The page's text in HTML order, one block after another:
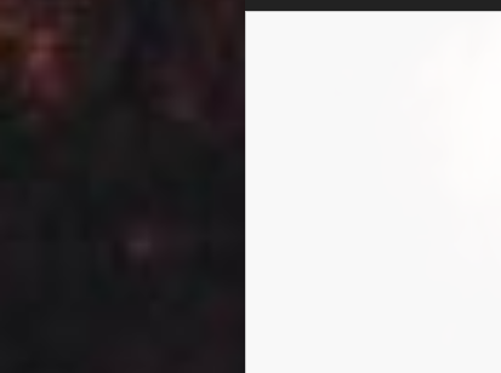
ど、インスピレーショ